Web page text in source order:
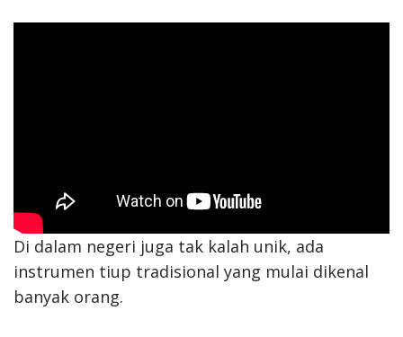
Di dalam negeri juga tak kalah unik, ada
instrumen tiup tradisional yang mulai dikenal
banyak orang.